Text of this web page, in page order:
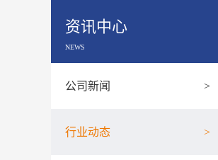
资讯中心
NEWS
公司新闻 >
行业动态 >